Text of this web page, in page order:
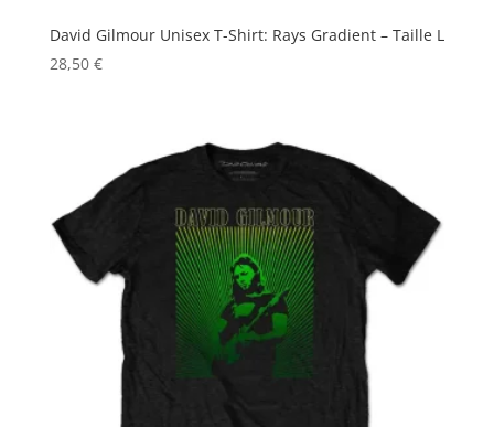
David Gilmour Unisex T-Shirt: Rays Gradient – Taille L
28,50 €